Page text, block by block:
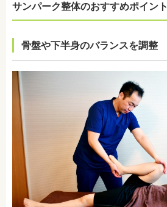
サンパーク整体のおすすめポイント
骨盤や下半身のバランスを調整